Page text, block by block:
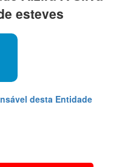
esteves
desta Entidade